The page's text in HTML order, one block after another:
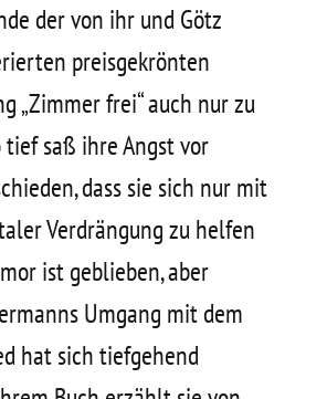
der von ihr und Götz
preisgekrönten
„Zimmer frei“ auch nur zu
tief saß ihre Angst vor
dass sie sich nur mit
Verdrängung zu helfen
ist geblieben, aber
Umgang mit dem
hat sich tiefgehend